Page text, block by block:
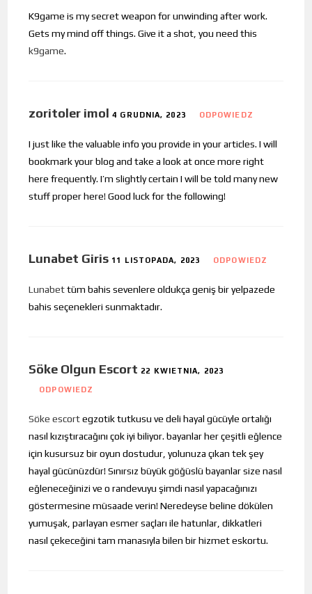
K9game is my secret weapon for unwinding after work.
Gets my mind off things. Give it a shot, you need this
k9game.
zoritoler imol 4 GRUDNIA, 2023 ODPOWIEDZ
I just like the valuable info you provide in your articles. I will
bookmark your blog and take a look at once more right
here frequently. I’m slightly certain I will be told many new
stuff proper here! Good luck for the following!
Lunabet Giris 11 LISTOPADA, 2023 ODPOWIEDZ
Lunabettüm bahis sevenlere oldukça geniş bir yelpazede
bahis seçenekleri sunmaktadır.
Söke Olgun Escort 22 KWIETNIA, 2023
ODPOWIEDZ
Söke escortegzotik tutkusu ve deli hayal gücüyle ortalığı
nasıl kızıştıracağını çok iyi biliyor. bayanlar her çeşitli eğlence
için kusursuz bir oyun dostudur, yolunuza çıkan tek şey
hayal gücünüzdür! Sınırsız büyük göğüslü bayanlar size nasıl
eğleneceğinizi ve o randevuyu şimdi nasıl yapacağınızı
göstermesine müsaade verin! Neredeyse beline dökülen
yumuşak, parlayan esmer saçları ile hatunlar, dikkatleri
nasıl çekeceğini tam manasıyla bilen bir hizmet eskortu.